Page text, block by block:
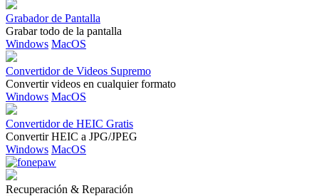
Grabador de Pantalla
Grabar todo de la pantalla
Windows MacOS
Convertidor de Videos Supremo
Convertir videos en cualquier formato
Windows MacOS
Convertidor de HEIC Gratis
Convertir HEIC a JPG/JPEG
Windows MacOS
Recuperación & Reparación